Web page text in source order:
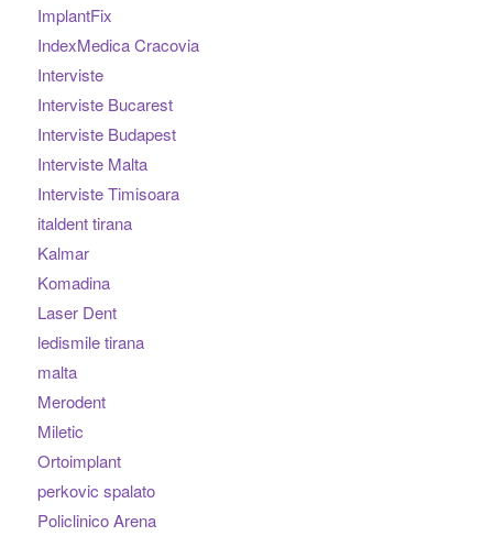
ImplantFix
IndexMedica Cracovia
Interviste
Interviste Bucarest
Interviste Budapest
Interviste Malta
Interviste Timisoara
italdent tirana
Kalmar
Komadina
Laser Dent
ledismile tirana
malta
Merodent
Miletic
Ortoimplant
perkovic spalato
Policlinico Arena